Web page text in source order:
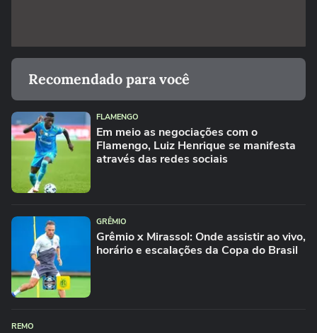
Recomendado para você
FLAMENGO
Em meio as negociações com o
Flamengo, Luiz Henrique se manifesta
através das redes sociais
GRÊMIO
Grêmio x Mirassol: Onde assistir ao vivo,
horário e escalações da Copa do Brasil
REMO